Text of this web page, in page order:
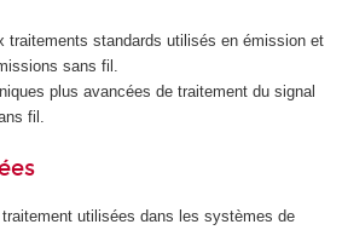
traitements standards utilisés en émission et
sans fil.
plus avancées de traitement du signal
fil.
utilisées dans les systèmes de